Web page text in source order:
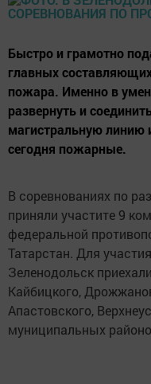
Быстро и грамотно
главных
пожара. Именно в
развернуть и
магистральную линию
сегодня пожарные.
В соревнованиях по
приняли участите 9
федеральной
Татарстан. Для
Зеленодольск
Кайбицкого,
Апастовского,
муниципальных